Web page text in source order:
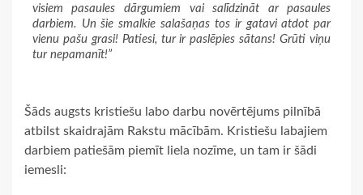
visiem pasaules dārgumiem vai salīdzināt ar pasaules
darbiem. Un šie smalkie salašaņas tos ir gatavi atdot par
vienu pašu grasi! Patiesi, tur ir paslēpies sātans! Grūti viņu
tur nepamanīt!”
Šāds augsts kristiešu labo darbu novērtējums pilnībā
atbilst skaidrajām Rakstu mācībām. Kristiešu labajiem
darbiem patiešām piemīt liela nozīme, un tam ir šādi
iemesli: